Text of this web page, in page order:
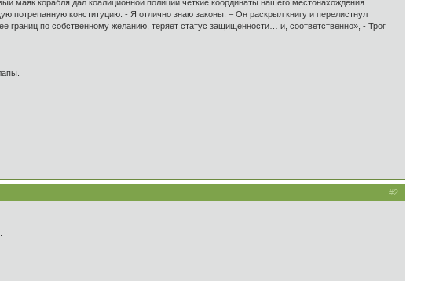
маяк корабля дал коалиционной полиции четкие координаты нашего местонахождения…
потрепанную конституцию. - Я отлично знаю законы. – Он раскрыл книгу и перелистнул
границ по собственному желанию, теряет статус защищенности… и, соответственно», - Трог
#2